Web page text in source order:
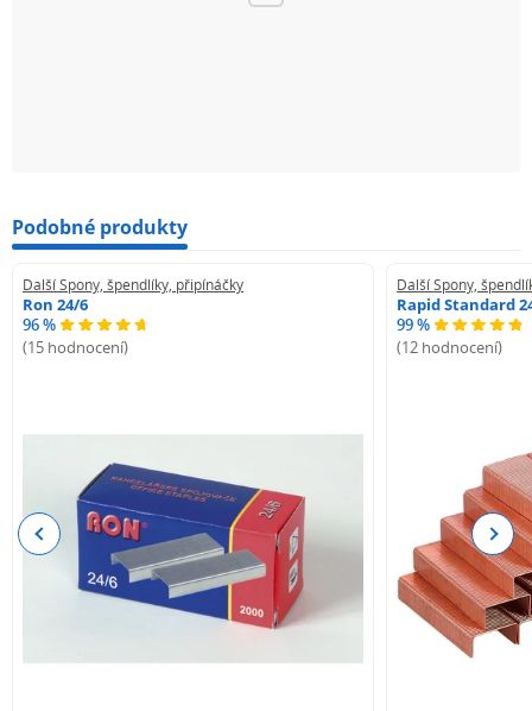
Podobné produkty
Další Spony, špendlíky, připínáčky
Ron 24/6
96 %
(15 hodnocení)
Další Spony,
Rapid Standard
99 %
(12 hodnocení)
Previous Next